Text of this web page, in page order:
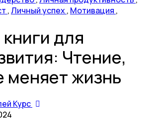
,Личный успех, Мотивация ,
для
Чтение,
меняет жизнь
Курс